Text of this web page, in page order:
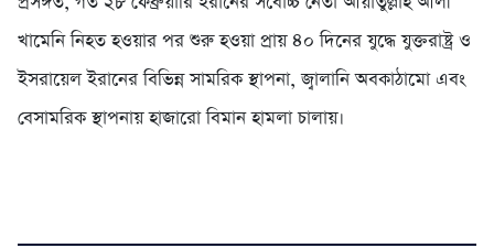
খামেনি নিহত হওয়ার পর শুরু হওয়া প্রায় ৪০ দিনের যুদ্ধে যুক্তরাষ্ট্র ও
ইসরায়েল ইরানের বিভিন্ন সামরিক স্থাপনা, জ্বালানি অবকাঠামো এবং
বেসামরিক স্থাপনায় হাজারো বিমান হামলা চালায়।